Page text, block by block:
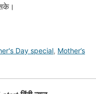
Day special, Mother’s